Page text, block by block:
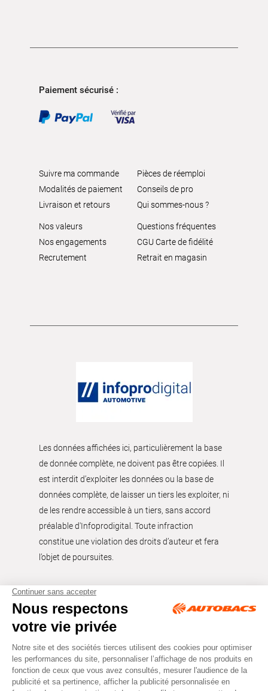
Paiement sécurisé :
Suivre ma commande
Modalités de paiement
Livraison et retours
Pièces de réemploi
Conseils de pro
Qui sommes-nous ?
Nos valeurs
Nos engagements
Recrutement
Questions fréquentes
CGU Carte de fidélité
Retrait en magasin
Les données affichées ici, particulièrement la base
de donnée complète, ne doivent pas être copiées. Il
est interdit d’exploiter les données ou la base de
données complète, de laisser un tiers les exploiter, ni
de les rendre accessible à un tiers, sans accord
préalable d'Infoprodigital. Toute infraction
constitue une violation des droits d’auteur et fera
l’objet de poursuites.
Tous droits réservés © Autobacs